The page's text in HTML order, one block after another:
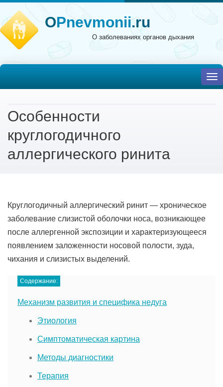
OPnevmonii.ru
О заболеваниях органов дыхания
Особенности
круглогодичного
аллергического ринита
Круглогодичный аллергический ринит — хроническое
заболевание слизистой оболочки носа, возникающее
после аллергенной экспозиции и характеризующееся
появлением заложенности носовой полости, зуда,
чихания и слизистых выделений.
Содержание:
Механизм развития и специфика недуга
Этиология
Симптоматическая картина
Методы диагностики
Терапия